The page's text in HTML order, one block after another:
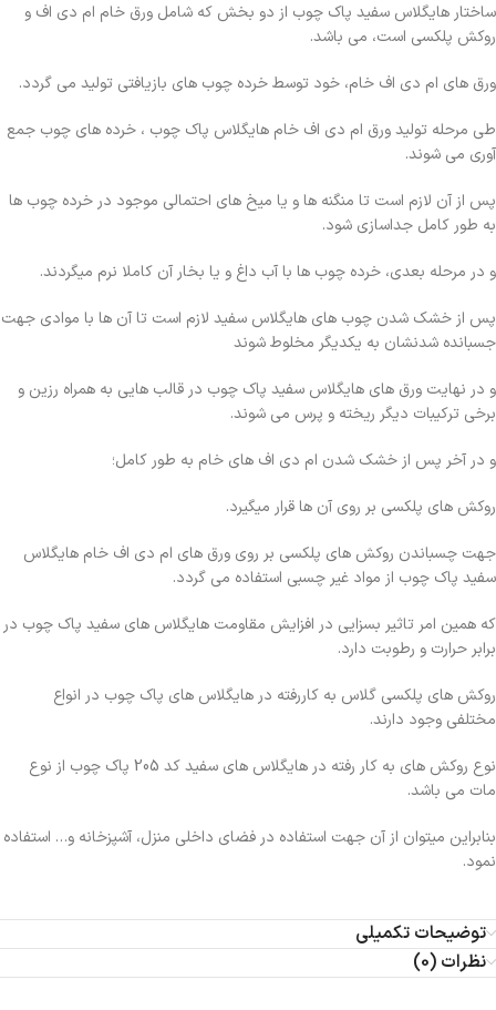
ساختار هایگلاس سفید پاک چوب از دو بخش که شامل ورق خام ام دی اف و
روکش پلکسی است، می باشد.
ورق های ام دی اف خام، خود توسط خرده چوب های بازیافتی تولید می گردد.
طی مرحله تولید ورق ام دی اف خام هایگلاس پاک چوب ، خرده های چوب جمع
آوری می شوند.
پس از آن لازم است تا منگنه ها و یا میخ های احتمالی موجود در خرده چوب ها
به طور کامل جداسازی شود.
و در مرحله بعدی، خرده چوب ها با آب داغ و یا بخار آن کاملا نرم میگردند.
پس از خشک شدن چوب های هایگلاس سفید لازم است تا آن ها با موادی جهت
جسبانده شدنشان به یکدیگر مخلوط شوند
و در نهایت ورق های هایگلاس سفید پاک چوب در قالب هایی به همراه رزین و
برخی ترکیبات دیگر ریخته و پرس می شوند.
و در آخر پس از خشک شدن ام دی اف های خام به طور کامل؛
روکش های پلکسی بر روی آن ها قرار میگیرد.
جهت چسباندن روکش های پلکسی بر روی ورق های ام دی اف خام هایگلاس
سفید پاک چوب از مواد غیر چسبی استفاده می گردد.
که همین امر تاثیر بسزایی در افزایش مقاومت هایگلاس های سفید پاک چوب در
برابر حرارت و رطوبت دارد.
روکش های پلکسی گلاس به کاررفته در هایگلاس های پاک چوب در انواع
مختلفی وجود دارند.
نوع روکش های به کار رفته در هایگلاس های سفید کد 205 پاک چوب از نوع
مات می باشد.
بنابراین میتوان از آن جهت استفاده در فضای داخلی منزل، آشپزخانه و… استفاده
نمود.
توضیحات تکمیلی
نظرات (0)